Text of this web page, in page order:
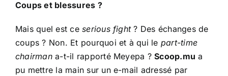
Coups et blessures ?
Mais quel est ceserious fight? Des échanges de
coups ? Non. Et pourquoi et à qui le part-time
chairmana-t-il rapporté Meyepa ?Scoop.mu a
pu mettre la main sur un e-mail adressé par